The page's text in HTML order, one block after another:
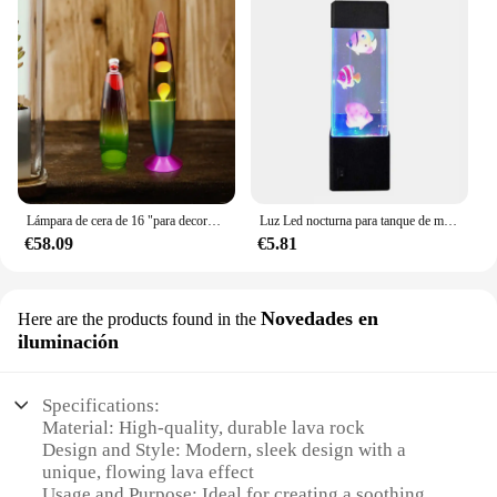
Lámpara de cera de 16 "para decoración de vidrio, luz nocturna para sala de estar, dormitorio, luz de ambiente, lámpara de lava creativa
€58.09
Luz Led nocturna para tanque de medusas, lámpara de mesa de cambio de Color para acuario, lámpara eléctrica de Lava de humor para niños, regalo, decoración de la habitación del hogar
€5.81
Here are the products found in the Novedades en
iluminación
Specifications:
Material: High-quality, durable lava rock
Design and Style: Modern, sleek design with a
unique, flowing lava effect